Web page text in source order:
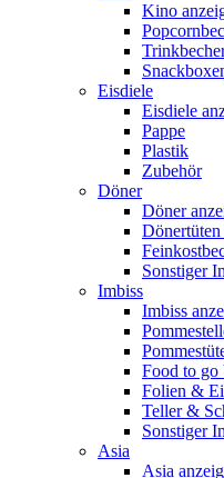
Kino
Eisdiele
Eisdiele
Pappe
Plastik
Zubehör
Döner
Döner
Sonstiger
Imbiss
Imbiss
Food to go
Folien &
Teller &
Sonstiger
Asia
Asia